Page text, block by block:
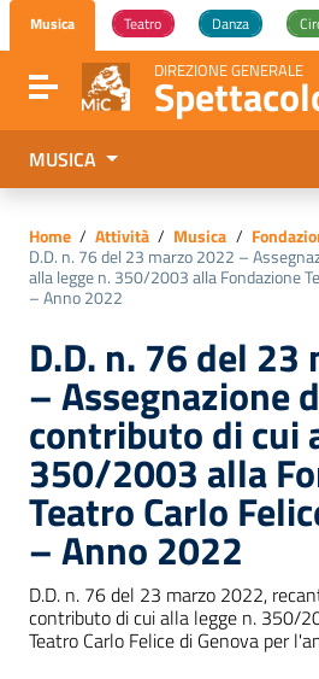
Vai ai contenuti
Vai al menu di navigazione
Vai al footer
Musica Teatro Danza
Attiva / disattiva la navigazione
DIREZIONE GENERALE
MUSICA
Home / Attività / Musica /
D.D. n. 76 del 23 marzo 2022 –
alla legge n. 350/2003 alla Fondazione
– Anno 2022
D.D. n. 76 del
– Assegnazione
contributo di cui
350/2003 alla
Teatro Carlo
– Anno 2022
D.D. n. 76 del 23 marzo 2022,
contributo di cui alla legge n. 350/
Teatro Carlo Felice di Genova per